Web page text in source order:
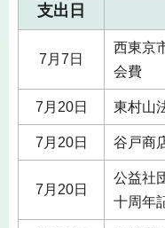
支出日
7月7日
西東京
会費
7月20日 東村山
7月20日 谷戸商
7月20日
公益社
十周年